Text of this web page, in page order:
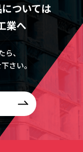
ついては
業へ
、
さい。